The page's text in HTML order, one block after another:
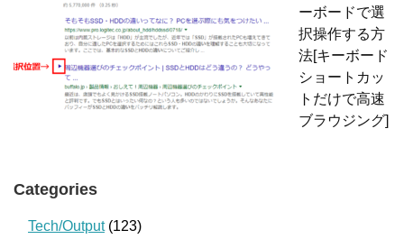
ーボードで選
択操作する方
法[キーボード
ショートカッ
トだけで高速
ブラウジング]
Categories
Tech/Output(123)